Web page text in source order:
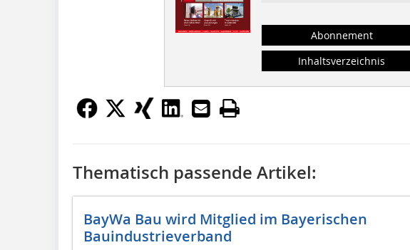
Abonnement
Inhaltsverzeichnis
Thematisch passende Artikel:
BayWa Bau wird Mitglied im Bayerischen
Bauindustrieverband